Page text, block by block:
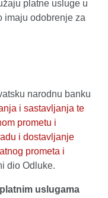
platne usluge u
imaju odobrenje za
narodnu banku
i sastavljanja te
prometu i
i dostavljanje
prometa i
dio Odluke.
uslugama